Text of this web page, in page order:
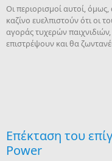
Οι περιορισμοί αυτοί,
καζίνο ευελπιστούν ότι οι
αγοράς τυχερών
επιστρέψουν και θα
Επέκταση του
Power